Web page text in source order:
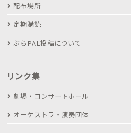
配布場所
定期購読
ぶらPAL投稿について
リンク集
劇場・コンサートホール
オーケストラ・演奏団体